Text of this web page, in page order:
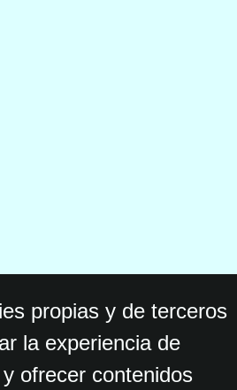
propias y de terceros
la experiencia de
ofrecer contenidos